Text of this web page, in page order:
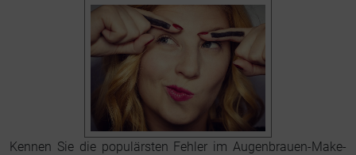
Kennen Sie die populärsten Fehler im Augenbrauen-Make-